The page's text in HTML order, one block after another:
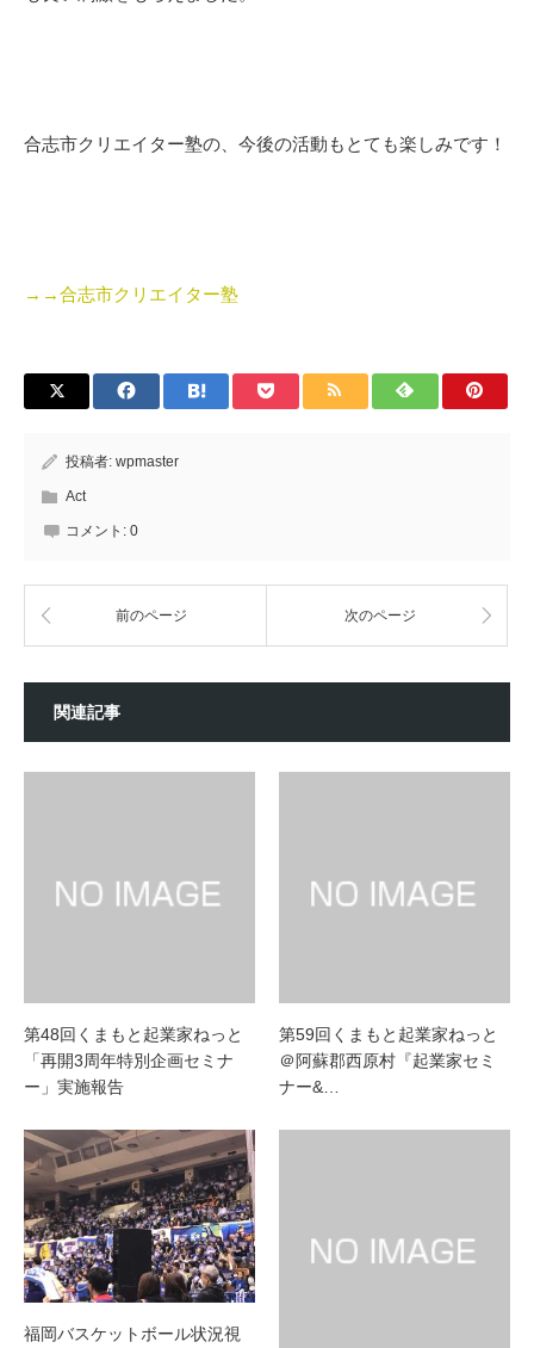
合志市クリエイター塾の、今後の活動もとても楽しみです！
→→合志市クリエイター塾
投稿者: wpmaster
Act
コメント: 0
前のページ 次のページ
関連記事
第48回くまもと起業家ねっと
「再開3周年特別企画セミナ
ー」実施報告
第59回くまもと起業家ねっと
＠阿蘇郡西原村『起業家セミ
ナー&…
福岡バスケットボール状況視